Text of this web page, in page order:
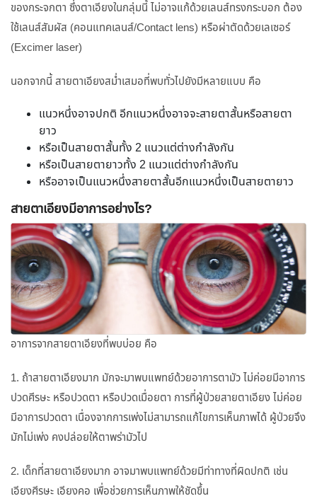
ของกระจกตา ซึ่งตาเอียงในกลุ่มนี้ ไม่อาจแก้ด้วยเลนส์ทรงกระบอก ต้อง
ใช้เลนส์สัมผัส (คอนแทคเลนส์/Contact lens) หรือผ่าตัดด้วยเลเซอร์
(Excimer laser)
นอกจากนี้ สายตาเอียงสม่ำเสมอที่พบทั่วไปยังมีหลายแบบ คือ
แนวหนึ่งอาจปกติ อีกแนวหนึ่งอาจจะสายตาสั้นหรือสายตา
ยาว
หรือเป็นสายตาสั้นทั้ง 2 แนวแต่ต่างกำลังกัน
หรือเป็นสายตายาวทั้ง 2 แนวแต่ต่างกำลังกัน
หรืออาจเป็นแนวหนึ่งสายตาสั้นอีกแนวหนึ่งเป็นสายตายาว
สายตาเอียงมีอาการอย่างไร?
อาการจากสายตาเอียงที่พบบ่อย คือ
1. ถ้าสายตาเอียงมาก มักจะมาพบแพทย์ด้วยอาการตามัว ไม่ค่อยมีอาการ
ปวดศีรษะ หรือปวดตา หรือปวดเมื่อยตา การที่ผู้ป่วยสายตาเอียง ไม่ค่อย
มีอาการปวดตา เนื่องจากการเพ่งไม่สามารถแก้ไขการเห็นภาพได้ ผู้ป่วยจึง
มักไม่เพ่ง คงปล่อยให้ตาพร่ามัวไป
2. เด็กที่สายตาเอียงมาก อาจมาพบแพทย์ด้วยมีท่าทางที่ผิดปกติ เช่น
เอียงศีรษะ เอียงคอ เพื่อช่วยการเห็นภาพให้ชัดขึ้น